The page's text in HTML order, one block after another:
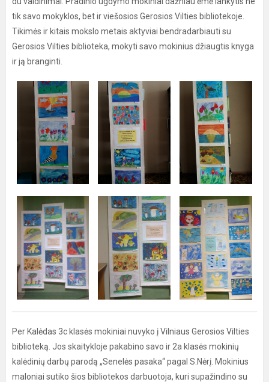
tik savo mokyklos, bet ir viešosios Gerosios Vilties bibliotekoje.
Tikimės ir kitais mokslo metais aktyviai bendradarbiauti su
Gerosios Vilties biblioteka, mokyti savo mokinius džiaugtis knyga
ir ją branginti.
Per Kalėdas 3c klasės mokiniai nuvyko į Vilniaus Gerosios Vilties
biblioteką. Jos skaitykloje pakabino savo ir 2a klasės mokinių
kalėdinių darbų parodą „Senelės pasaka“ pagal S.Nėrį. Mokinius
maloniai sutiko šios bibliotekos darbuotoja, kuri supažindino su